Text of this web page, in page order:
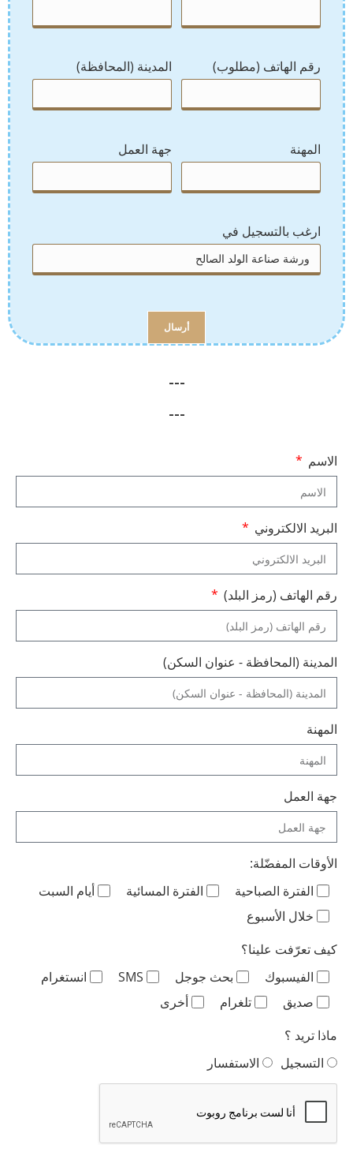
رقم الهاتف (مطلوب) المدينة (المحافظة)
المهنة جهة العمل
ارغب بالتسجيل في
---
---
الاسم
البريد الالكتروني
رقم الهاتف (رمز البلد)
المدينة (المحافظة - عنوان السكن)
المهنة
جهة العمل
الأوقات المفضّلة:
الفترة الصباحية
الفترة المسائية
أيام السبت
خلال الأسبوع
كيف تعرّفت علينا؟
الفيسبوك
بحث جوجل SMS
انستغرام
صديق
تلغرام
أخرى
ماذا تريد ؟
التسجيل
الاستفسار